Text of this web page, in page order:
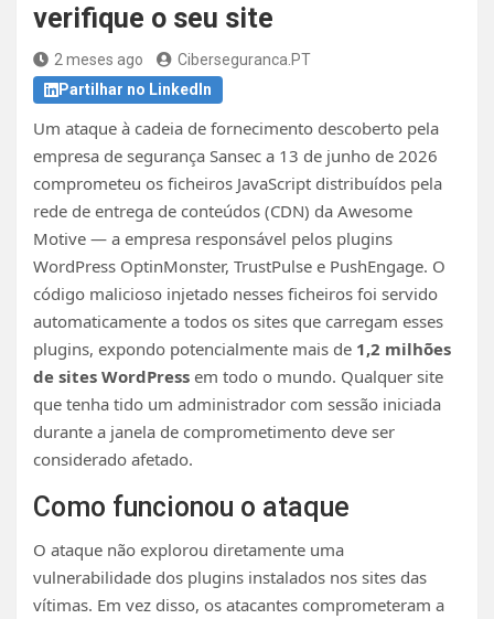
verifique o seu site
2 meses ago
Ciberseguranca.PT
Partilhar no LinkedIn
Um ataque à cadeia de fornecimento descoberto pela
empresa de segurança Sansec a 13 de junho de 2026
comprometeu os ficheiros JavaScript distribuídos pela
rede de entrega de conteúdos (CDN) da Awesome
Motive — a empresa responsável pelos plugins
WordPress OptinMonster, TrustPulse e PushEngage. O
código malicioso injetado nesses ficheiros foi servido
automaticamente a todos os sites que carregam esses
plugins, expondo potencialmente mais de 1,2 milhões
de sites WordPress em todo o mundo. Qualquer site
que tenha tido um administrador com sessão iniciada
durante a janela de comprometimento deve ser
considerado afetado.
Como funcionou o ataque
O ataque não explorou diretamente uma
vulnerabilidade dos plugins instalados nos sites das
vítimas. Em vez disso, os atacantes comprometeram a